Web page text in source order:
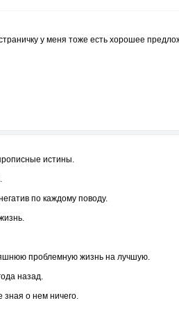
вас и для всех, кто хочет изменить свою
JYAbqm
watch?v=rauhTWQ6wlg
у меня тоже есть хорошее
истины.
по каждому поводу.
проблемную жизнь на лучшую.
назад.
о нем ничего.